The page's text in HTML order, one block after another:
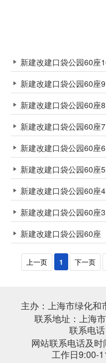
新建改建口袋公园60座
新建改建口袋公园60座
新建改建口袋公园60座
新建改建口袋公园60座
新建改建口袋公园60座
新建改建口袋公园60座
新建改建口袋公园60座
新建改建口袋公园60座
新建改建口袋公园60座
上一页 1 下一页
主办：上海市绿化和
联系地址：上海
联系电
网站联系电话及
工作日9:00-